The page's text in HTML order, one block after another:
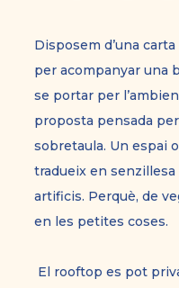
Disposem d’una carta
per acompanyar una
se portar per
proposta pensada
sobretaula. Un espai
tradueix en
artificis. Perquè, de
en les petites coses.
El rooftop es pot